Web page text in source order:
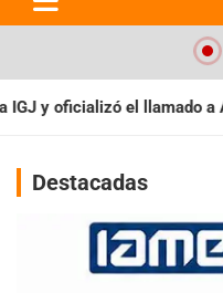
General Ordinaria
Destacadas